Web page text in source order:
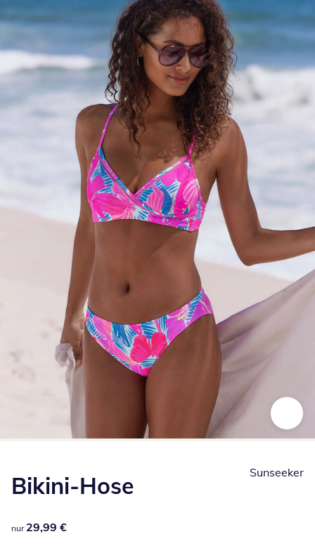
Bikini-Hose
29,99 €
nur 29,99 €
Sunseeker